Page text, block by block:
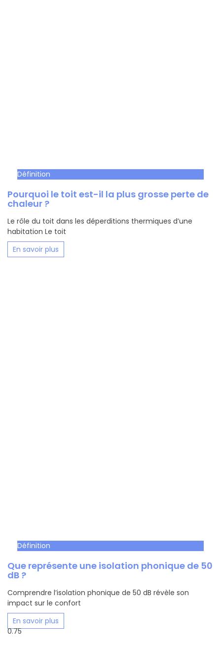
Définition
Pourquoi le toit est-il la plus grosse perte de
chaleur ?
Le rôle du toit dans les déperditions thermiques d’une
habitation Le toit
En savoir plus
Définition
Que représente une isolation phonique de 50
dB ?
Comprendre l’isolation phonique de 50 dB révèle son
impact sur le confort
En savoir plus